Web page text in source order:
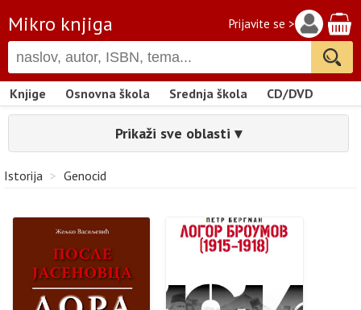
Mikro knjiga Prijavite se >
Knjige Osnovna škola Srednja škola CD/DVD
Prikaži sve oblasti ▾
Istorija > Genocid